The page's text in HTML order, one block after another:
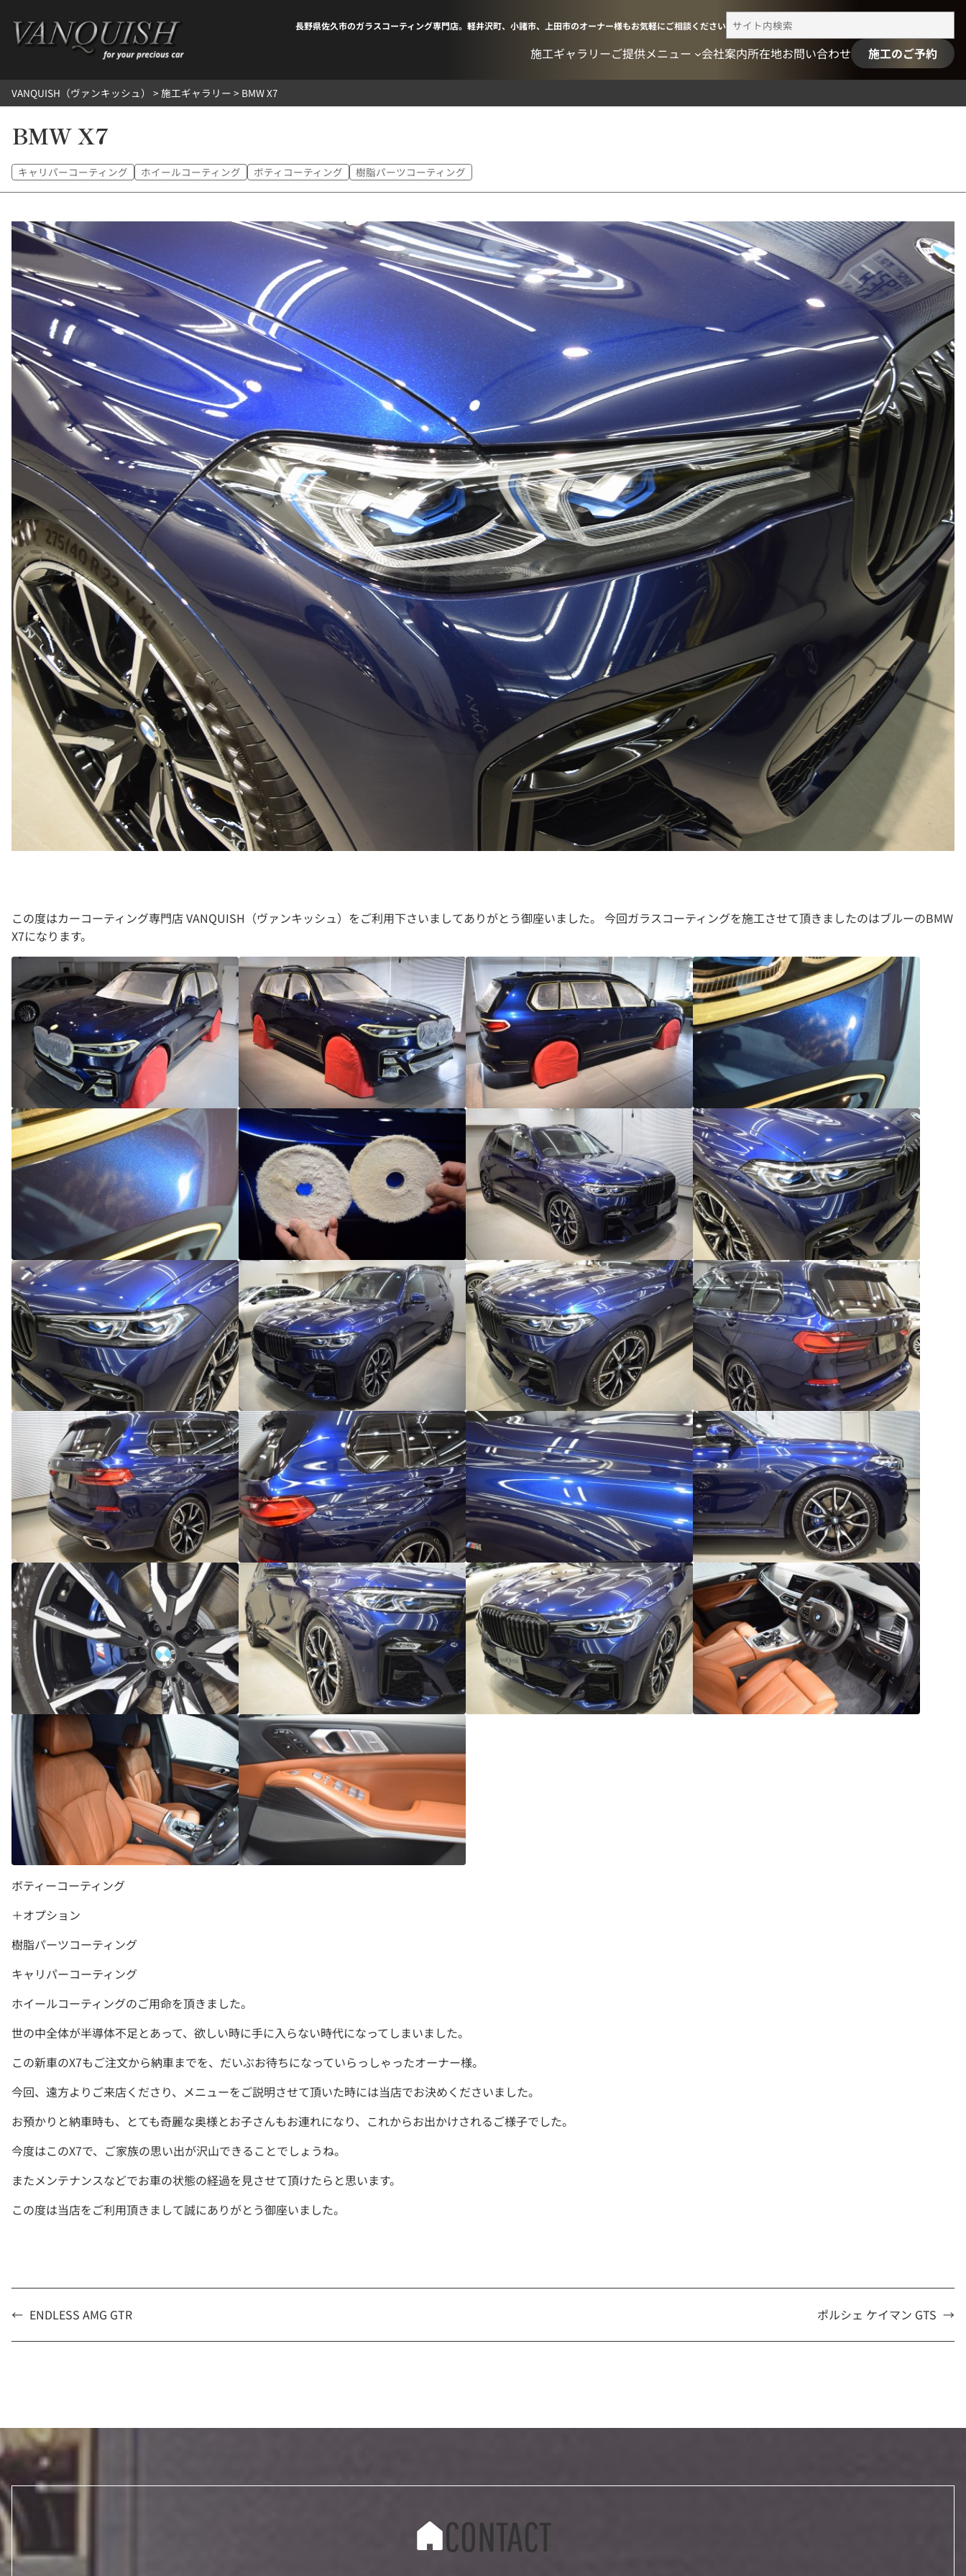
キ
長野県佐久市のガラスコーティング専門店。軽井沢町、小諸市、上田市のオーナー様もお気軽にご相談ください検
索
施工ギャラリーご提供メニュー 会社案内所在地お問い合わせ 施工のご予約
VANQUISH（ヴァンキッシュ） > 施工ギャラリー > BMW X7
BMW X7
キャリパーコーティング ホイールコーティング ボティコーティング 樹脂パーツコーティング
この度はカーコーティング専門店 VANQUISH（ヴァンキッシュ）をご利用下さいましてありがとう御座いました。 今回ガラスコーティングを施工させて頂きましたのはブルーのBMW
X7になります。
ボティーコーティング
＋オプション
樹脂パーツコーティング
キャリパーコーティング
ホイールコーティングのご用命を頂きました。
世の中全体が半導体不足とあって、欲しい時に手に入らない時代になってしまいました。
この新車のX7もご注文から納車までを、だいぶお待ちになっていらっしゃったオーナー様。
今回、遠方よりご来店くださり、メニューをご説明させて頂いた時には当店でお決めくださいました。
お預かりと納車時も、とても奇麗な奥様とお子さんもお連れになり、これからお出かけされるご様子でした。
今度はこのX7で、ご家族の思い出が沢山できることでしょうね。
またメンテナンスなどでお車の状態の経過を見させて頂けたらと思います。
この度は当店をご利用頂きまして誠にありがとう御座いました。
← ENDLESS AMG GTR ポルシェ ケイマン GTS →
CONTACT